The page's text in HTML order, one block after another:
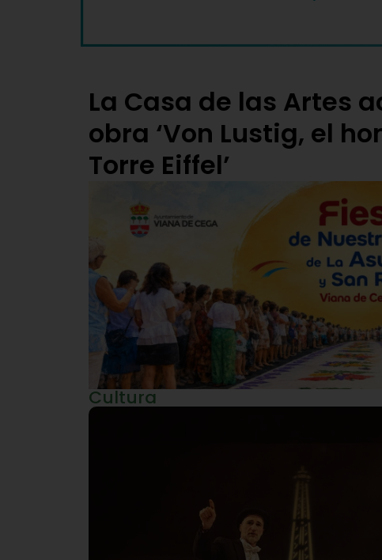
La Casa de las Artes
obra ‘Von Lustig, el
Torre Eiffel’
Cultura